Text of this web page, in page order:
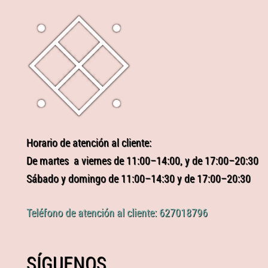
Horario de atención al cliente:
De martes a viernes de 11:00–14:00, y de 17:00–20:30
Sábado y domingo de 11:00–14:30 y de 17:00–20:30
Teléfono de atención al cliente: 627018796